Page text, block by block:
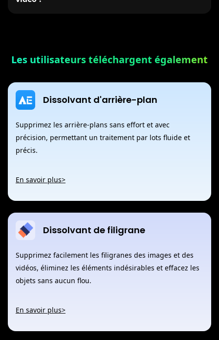
Les utilisateurs téléchargent également
Dissolvant d'arrière-plan
Supprimez les arrière-plans sans effort et avec
précision, permettant un traitement par lots fluide et
précis.
En savoir plus>
Dissolvant de filigrane
Supprimez facilement les filigranes des images et des
vidéos, éliminez les éléments indésirables et effacez les
objets sans aucun flou.
En savoir plus>